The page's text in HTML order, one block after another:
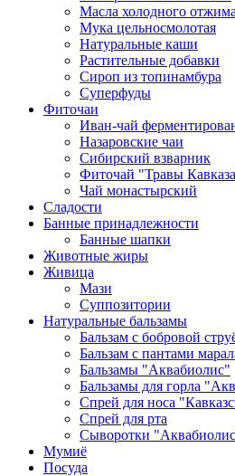
Масла холодного отжима
Мука цельносмолотая
Натуральные каши
Растительные добавки
Сироп из топинамбура
Суперфуды
Фиточаи
Иван-чай
Назаровские чаи
Сибирский взварник
Фиточай "Травы
Чай монастырский
Сладости
Банные принадлежности
Банные шапки
Животные жиры
Живица
Мази
Суппозитории
Натуральные бальзамы
Бальзам с бобровой
Бальзам с пантами
Бальзамы "Аквабиолис"
Бальзамы для горла
Спрей для носа
Спрей для рта
Сыворотки
Мумиё
Посуда